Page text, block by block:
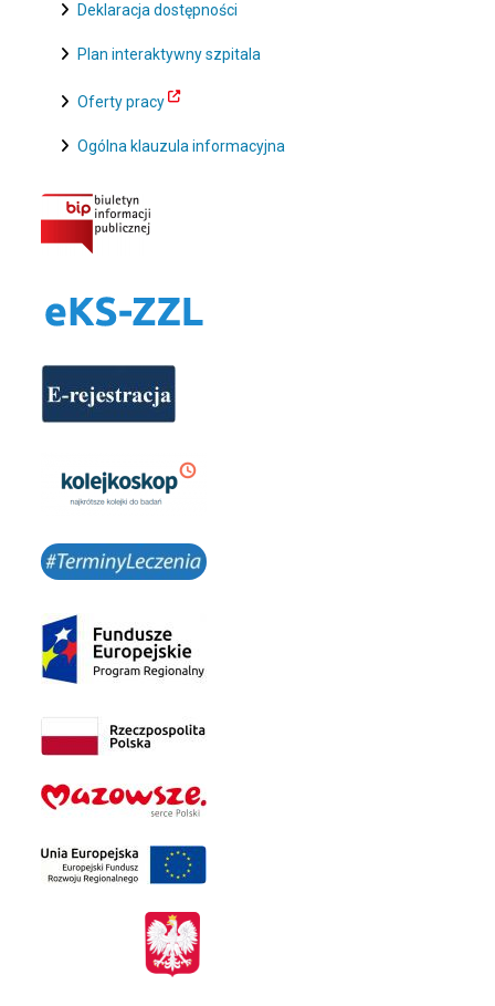
Deklaracja dostępności
Plan interaktywny szpitala
Oferty pracy
Ogólna klauzula informacyjna